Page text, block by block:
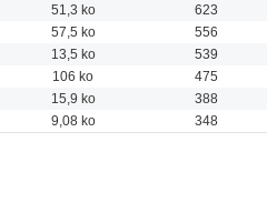
51,3 ko 623
57,5 ko 556
13,5 ko 539
106 ko 475
15,9 ko 388
9,08 ko 348